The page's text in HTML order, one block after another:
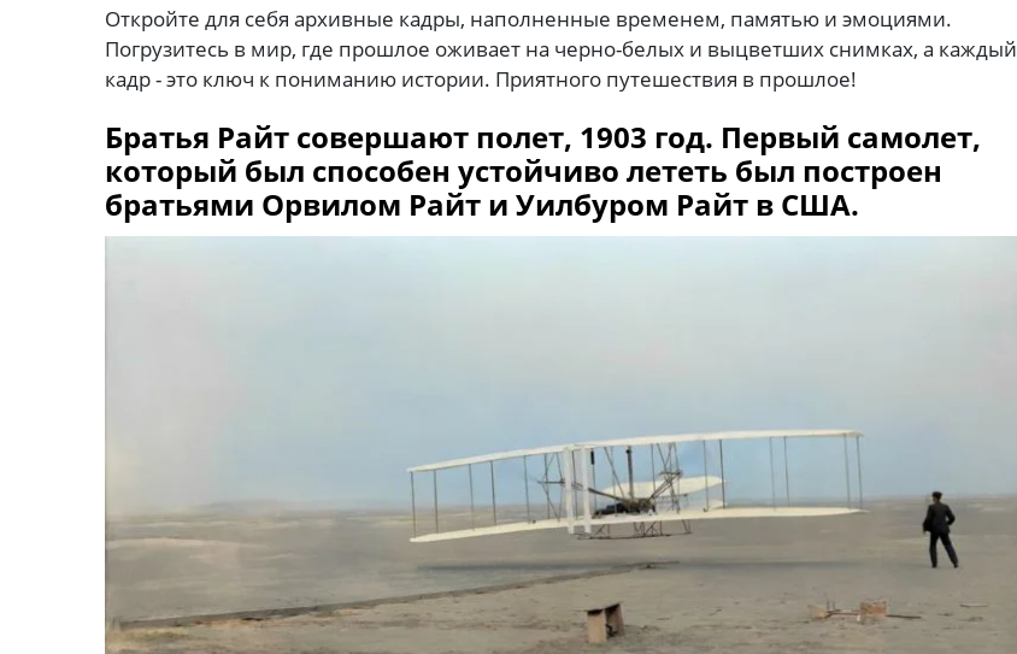
Откройте для себя архивные кадры, наполненные временем, памятью и эмоциями.
Погрузитесь в мир, где прошлое оживает на черно-белых и выцветших снимках, а каждый
кадр - это ключ к пониманию истории. Приятного путешествия в прошлое!
Братья Райт совершают полет, 1903 год. Первый самолет,
который был способен устойчиво лететь был построен
братьями Орвилом Райт и Уилбуром Райт в США.